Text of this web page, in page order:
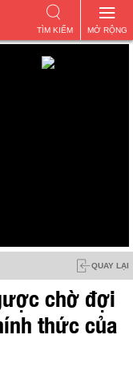
MỞ RỘNG
TÌM KIẾM
QUAY LẠI
chờ đợi
thức của